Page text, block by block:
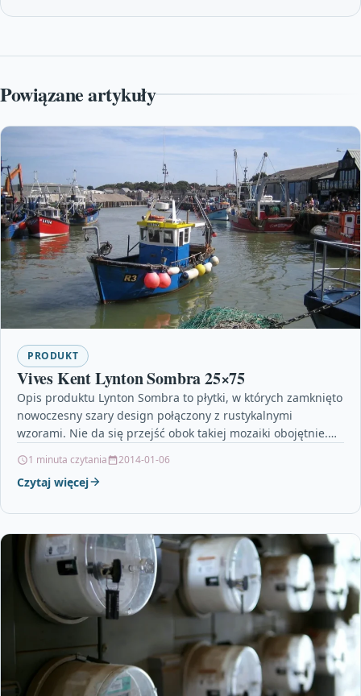
Powiązane artykuły
PRODUKT
Vives Kent Lynton Sombra 25×75
Opis produktu Lynton Sombra to płytki, w których zamknięto
nowoczesny szary design połączony z rustykalnymi
wzorami. Nie da się przejść obok takiej mozaiki obojętnie.…
1 minuta czytania 2014-01-06
Czytaj więcej